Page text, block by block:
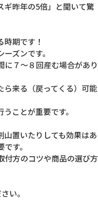
ギ昨年の5倍」と聞いて驚
期です！
ズンです。
７～８回産む場合があり
ら来る（戻ってくる）可能
ことが重要です。
山置いたりしても効果はあ
す。
付方のコツや商品の選び方
い。